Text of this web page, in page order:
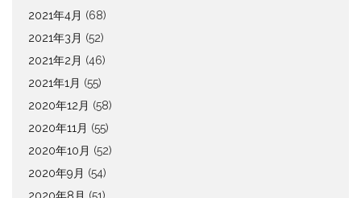
2021年4月 (68)
2021年3月 (52)
2021年2月 (46)
2021年1月 (55)
2020年12月 (58)
2020年11月 (55)
2020年10月 (52)
2020年9月 (54)